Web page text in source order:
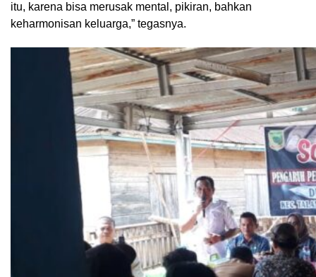
itu, karena bisa merusak mental, pikiran, bahkan
keharmonisan keluarga,” tegasnya.